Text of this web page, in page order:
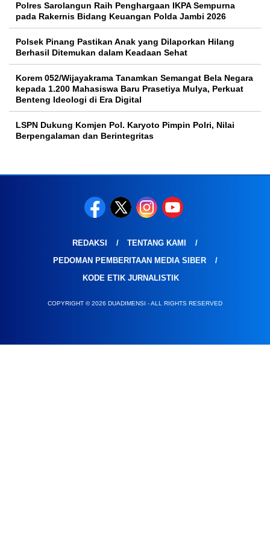
Polres Sarolangun Raih Penghargaan IKPA Sempurna
pada Rakernis Bidang Keuangan Polda Jambi 2026
Polsek Pinang Pastikan Anak yang Dilaporkan Hilang
Berhasil Ditemukan dalam Keadaan Sehat
Korem 052/Wijayakrama Tanamkan Semangat Bela Negara
kepada 1.200 Mahasiswa Baru Prasetiya Mulya, Perkuat
Benteng Ideologi di Era Digital
LSPN Dukung Komjen Pol. Karyoto Pimpin Polri, Nilai
Berpengalaman dan Berintegritas
REDAKSI
TENTANG KAMI
PEDOMAN PEMBERITAAN MEDIA SIBER
KODE ETIK JURNALISTIK
COPYRIGHT © 2026 DUADIMENSI - ALL RIGHTS RESERVED